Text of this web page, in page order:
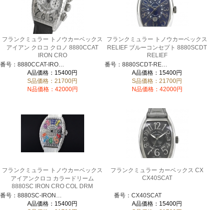
フランクミュラー トノウカーベックス
アイアン クロコ クロノ 8880CCAT
IRON CRO
A品価格：15400円
S品価格：21700円
N品価格：42000円
フランクミュラー トノウカーベックス
RELIEF ブルーコンセプト 8880SCDT
RELIEF
A品価格：15400円
S品価格：21700円
N品価格：42000円
フランクミュラー トノウカーベックス
アイアンクロコ カラードリーム
8880SC IRON CRO COL DRM
A品価格：15400円
フランクミュラー カーベックス CX
CX40SCAT
番号：CX40SCAT
A品価格：15400円